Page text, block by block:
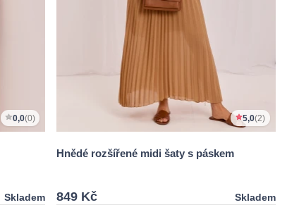
0,0(0)
Skladem
5,0(2)
Hnědé rozšířené midi šaty s páskem
849 Kč
Skladem